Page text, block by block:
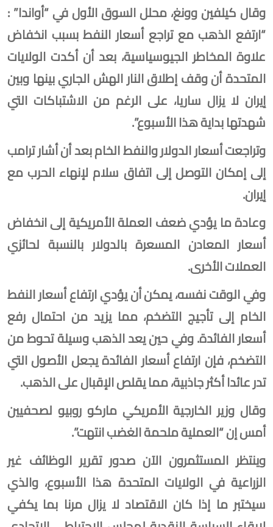
وقال كيلفين وونغ، محلل السوق الأول في “أواندا” :
“ارتفع الذهب مع تراجع أسعار النفط بسبب انخفاض
علاوة المخاطر الجيوسياسية، بعد أن أكدت الولايات
المتحدة أن وقف إطلاق النار الهش الجاري بينها وبين
إيران لا يزال ساريا، على الرغم من الاشتباكات التي
شهدتها بداية هذا الأسبوع”.
وتراجعت أسعار الدولار والنفط الخام بعد أن أشار ترامب
إلى إمكان ‌التوصل ⁠إلى اتفاق سلام لإنهاء الحرب مع
إيران.
وعادة ما يؤدي ضعف العملة الأمريكية إلى انخفاض
أسعار المعادن المسعرة بالدولار بالنسبة لحائزي
العملات الأخرى.
وفي الوقت نفسه، يمكن أن يؤدي ارتفاع أسعار النفط
الخام إلى تأجيج التضخم، مما يزيد من احتمال رفع
أسعار الفائدة. وفي حين يعد الذهب وسيلة تحوط من
التضخم، فإن ⁠ارتفاع أسعار الفائدة يجعل الأصول التي
تدر عائدا أكثر جاذبية، مما يقلص الإقبال على الذهب.
وقال وزير الخارجية الأمريكي ماركو روبيو لصحفيين
أمس إن “العملية ملحمة الغضب انتهت”.
وينتظر المستثمرون الآن صدور تقرير الوظائف غير
الزراعية ⁠في الولايات المتحدة هذا الأسبوع، والذي
سيختبر ما إذا كان الاقتصاد لا يزال مرنا بما يكفي